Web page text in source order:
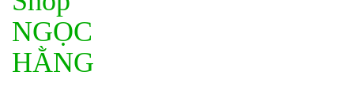
NGỌC
HẰNG